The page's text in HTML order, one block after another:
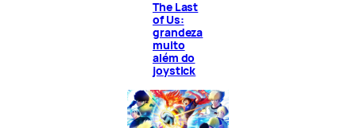
The Last
of Us:
grandeza
muito
além do
joystick